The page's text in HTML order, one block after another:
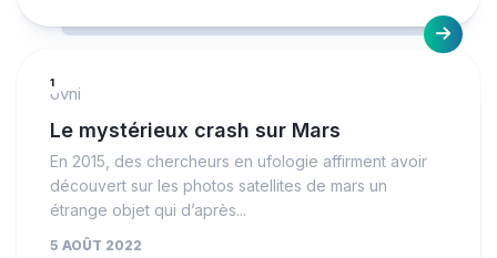
1
ovni
Le mystérieux crash sur Mars
En 2015, des chercheurs en ufologie affirment avoir
découvert sur les photos satellites de mars un
étrange objet qui d’après...
5 AOÛT 2022